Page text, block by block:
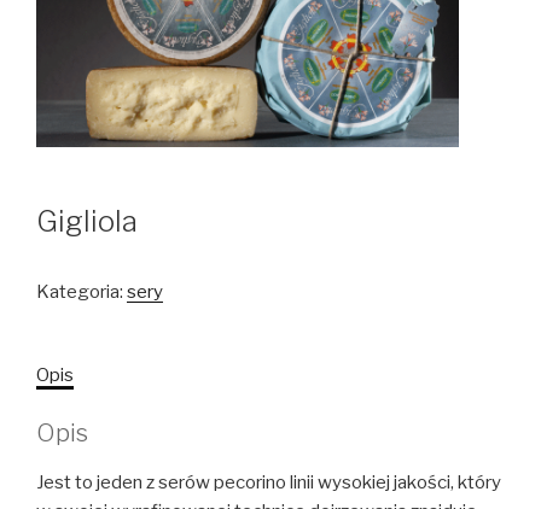
Gigliola
Kategoria: sery
Opis
Opis
Jest to jeden z serów pecorino linii wysokiej jakości, który